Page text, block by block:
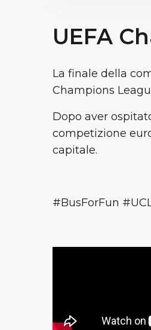
UEFA
La finale della
Champions
Dopo aver
competizione
capitale.
#BusForFun